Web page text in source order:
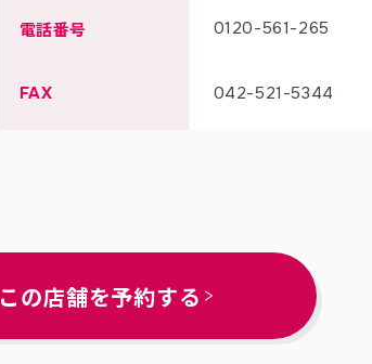
電話番号 0120-561-265
FAX 042-521-5344
この店舗を予約する